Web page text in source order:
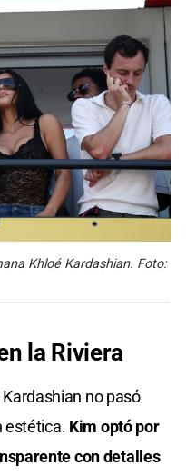
Khloé Kardashian. Foto:
la Riviera
no pasó
estética. Kim optó por
con detalles